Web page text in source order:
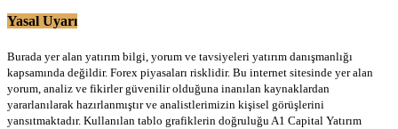
Yasal Uyarı
Burada yer alan yatırım bilgi, yorum ve tavsiyeleri yatırım danışmanlığı
kapsamında değildir. Forex piyasaları risklidir. Bu internet sitesinde yer alan
yorum, analiz ve fikirler güvenilir olduğuna inanılan kaynaklardan
yararlanılarak hazırlanmıştır ve analistlerimizin kişisel görüşlerini
yansıtmaktadır. Kullanılan tablo grafiklerin doğruluğu A1 Capital Yatırım